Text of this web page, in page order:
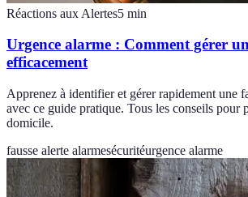
Réactions aux Alertes5 min
Urgence alarme : Comment gérer
efficacement
Apprenez à identifier et gérer rapidement une
avec ce guide pratique. Tous les conseils pour
domicile.
fausse alerte alarmesécuritéurgence alarme